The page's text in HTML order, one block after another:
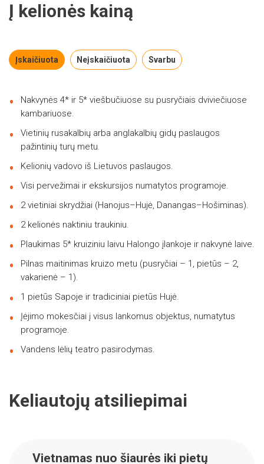
Į kelionės kainą
Įskaičiuota Neįskaičiuota Svarbu
Nakvynės 4* ir 5* viešbučiuose su pusryčiais dviviečiuose
kambariuose.
Vietinių rusakalbių arba anglakalbių gidų paslaugos
pažintinių turų metu.
Kelionių vadovo iš Lietuvos paslaugos.
Visi pervežimai ir ekskursijos numatytos programoje.
2 vietiniai skrydžiai (Hanojus–Hujė, Danangas–Hošiminas).
2 kelionės naktiniu traukiniu.
Plaukimas 5* kruiziniu laivu Halongo įlankoje ir nakvynė laive.
Pilnas maitinimas kruizo metu (pusryčiai – 1, pietūs – 2,
vakarienė – 1).
1 pietūs Sapoje ir tradiciniai pietūs Hujė.
Įėjimo mokesčiai į visus lankomus objektus, numatytus
programoje.
Vandens lėlių teatro pasirodymas.
Keliautojų atsiliepimai
Vietnamas nuo šiaurės iki pietų